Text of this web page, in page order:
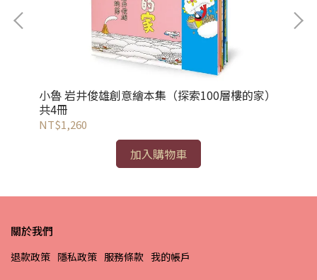
小魯 岩井俊雄創意繪本集（探索100層樓的家）
共4冊
NT$1,260
加入購物車
關於我們
退款政策 隱私政策 服務條款 我的帳戶